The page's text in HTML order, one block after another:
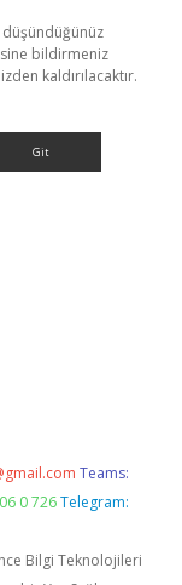
düşündüğünüz
bildirmeniz
kaldırılacaktır.
Teams:
0 726 Telegram:
Bilgi Teknolojileri